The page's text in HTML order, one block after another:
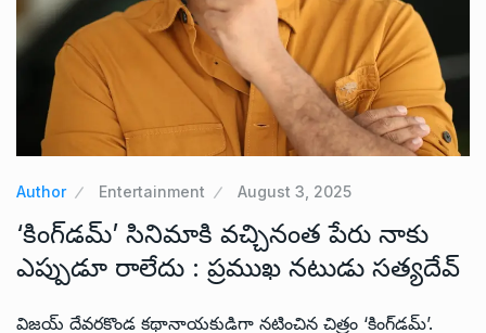
Author Entertainment August 3, 2025
‘కింగ్‌డమ్’ సినిమాకి వచ్చినంత పేరు నాకు
ఎప్పుడూ రాలేదు : ప్రముఖ నటుడు సత్యదేవ్
విజయ్ దేవరకొండ కథానాయకుడిగా నటించిన చిత్రం ‘కింగ్‌డమ్’.